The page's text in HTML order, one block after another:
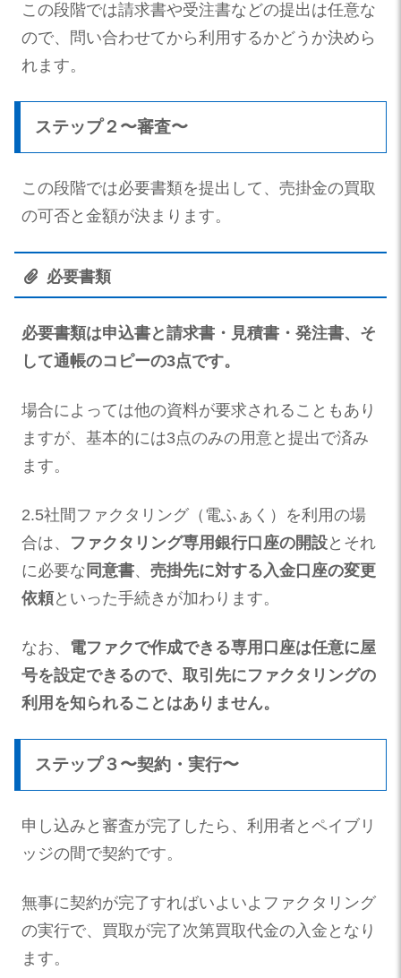
この段階では請求書や受注書などの提出は任意な
ので、問い合わせてから利用するかどうか決めら
れます。
ステップ２〜審査〜
この段階では必要書類を提出して、売掛金の買取
の可否と金額が決まります。
必要書類
必要書類は申込書と請求書・見積書・発注書、そ
して通帳のコピーの3点です。
場合によっては他の資料が要求されることもあり
ますが、基本的には3点のみの用意と提出で済み
ます。
2.5社間ファクタリング（電ふぁく）を利用の場
合は、 ファクタリング専用銀行口座の開設とそれ
に必要な 同意書、 売掛先に対する入金口座の変更
依頼といった手続きが加わります。
なお、 電ファクで作成できる専用口座は任意に屋
号を設定できるので、取引先にファクタリングの
利用を知られることはありません。
ステップ３〜契約・実行〜
申し込みと審査が完了したら、利用者とペイブリ
ッジの間で契約です。
無事に契約が完了すればいよいよファクタリング
の実行で、買取が完了次第買取代金の入金となり
ます。